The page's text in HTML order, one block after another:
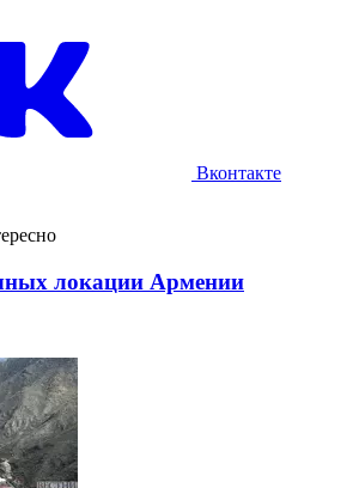
Вконтакте
локации Армении